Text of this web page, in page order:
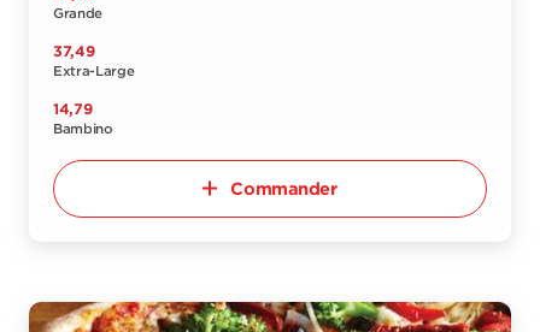
Grande
37,49
Extra-Large
14,79
Bambino
Commander